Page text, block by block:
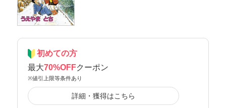
初めての方
最大70%OFFクーポン
※値引上限等条件あり
詳細・獲得はこちら